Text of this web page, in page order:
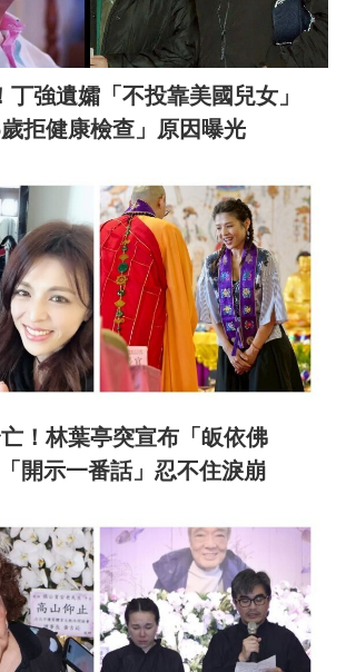
丁強遺孀「不投靠美國兒女」
拒健康檢查」原因曝光
！林葉亭突宣布「皈依佛
開示一番話」忍不住淚崩